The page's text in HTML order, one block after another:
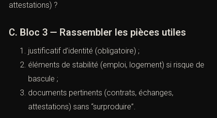
attestations) ?
C. Bloc 3 — Rassembler les pièces utiles
justificatif d’identité (obligatoire) ;
éléments de stabilité (emploi, logement) si risque de
bascule ;
documents pertinents (contrats, échanges,
attestations) sans “surproduire”.